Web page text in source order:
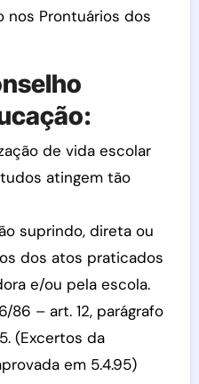
nos Prontuários dos
de vida escolar
atingem tão
suprindo, direta ou
dos atos praticados
e/ou pela escola.
86 – art. 12, parágrafo
(Excertos da
em 5.4.95)